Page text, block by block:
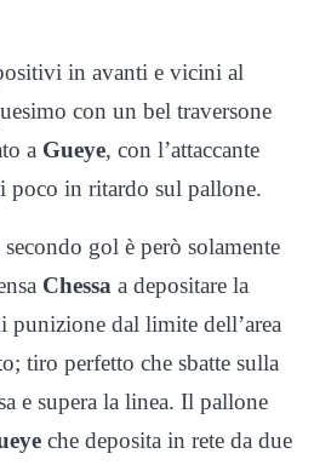
in avanti e vicini al
con un bel traversone
a Gueye, con l’attaccante
poco in ritardo sul pallone.
gol è però solamente
Chessa a depositare la
punizione dal limite dell’area
tiro perfetto che sbatte sulla
e supera la linea. Il pallone
che deposita in rete da due